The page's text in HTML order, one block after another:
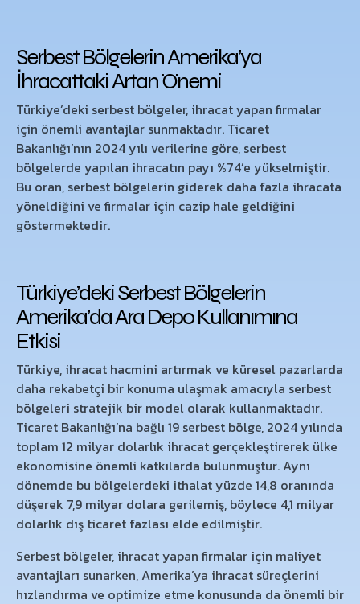
Serbest Bölgelerin Amerika’ya
İhracattaki Artan Önemi
Türkiye’deki serbest bölgeler, ihracat yapan firmalar
için önemli avantajlar sunmaktadır. Ticaret
Bakanlığı’nın 2024 yılı verilerine göre, serbest
bölgelerde yapılan ihracatın payı %74’e yükselmiştir.
Bu oran, serbest bölgelerin giderek daha fazla ihracata
yöneldiğini ve firmalar için cazip hale geldiğini
göstermektedir.
Türkiye’deki Serbest Bölgelerin
Amerika’da Ara Depo Kullanımına
Etkisi
Türkiye, ihracat hacmini artırmak ve küresel pazarlarda
daha rekabetçi bir konuma ulaşmak amacıyla serbest
bölgeleri stratejik bir model olarak kullanmaktadır.
Ticaret Bakanlığı’na bağlı 19 serbest bölge, 2024 yılında
toplam 12 milyar dolarlık ihracat gerçekleştirerek ülke
ekonomisine önemli katkılarda bulunmuştur. Aynı
dönemde bu bölgelerdeki ithalat yüzde 14,8 oranında
düşerek 7,9 milyar dolara gerilemiş, böylece 4,1 milyar
dolarlık dış ticaret fazlası elde edilmiştir.
Serbest bölgeler, ihracat yapan firmalar için maliyet
avantajları sunarken, Amerika’ya ihracat süreçlerini
hızlandırma ve optimize etme konusunda da önemli bir